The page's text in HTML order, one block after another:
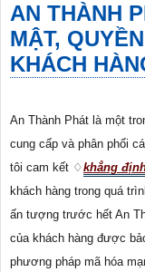
AN THÀNH
MẬT,
KHÁCH
An Thành Phát là một
cung cấp và phân phối
tôi cam kết ♢khẳng
khách hàng trong quá
ấn tượng trước hết An
của khách hàng được
phương pháp mã hóa